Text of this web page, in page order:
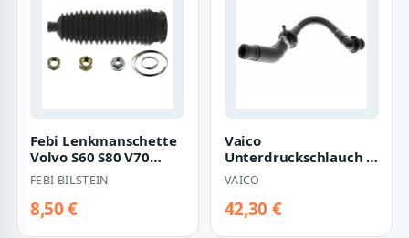
Febi Lenkmanschette
Volvo S60 S80 V70
XC70 21603
FEBI BILSTEIN
8,50 €
Vaico
Unterdruckschlauch f?
r Bremsanlage Audi
Seat Skoda VW V10-
3617 1…
VAICO
42,30 €